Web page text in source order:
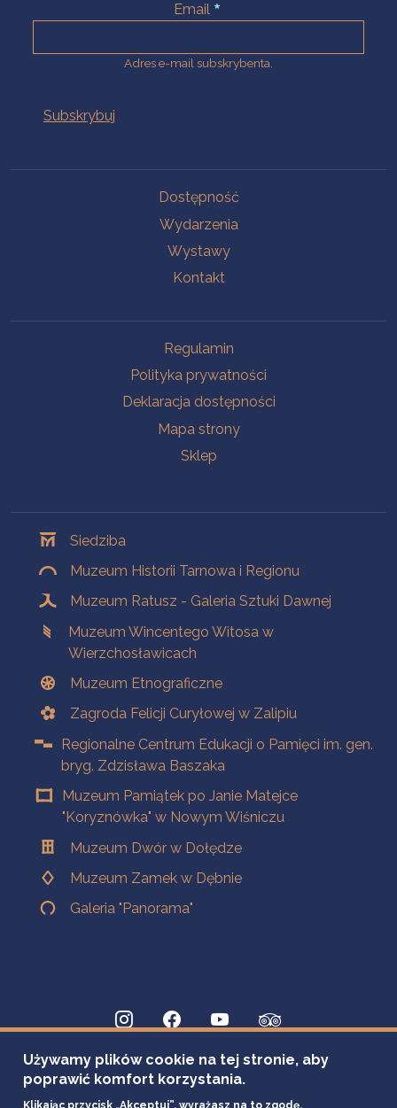
Email
Adres e-mail subskrybenta.
Dostępność
Wydarzenia
Wystawy
Kontakt
Regulamin
Polityka prywatności
Deklaracja dostępności
Mapa strony
Sklep
Siedziba
Muzeum Historii Tarnowa i Regionu
Muzeum Ratusz - Galeria Sztuki Dawnej
Muzeum Wincentego Witosa w
Wierzchosławicach
Muzeum Etnograficzne
Zagroda Felicji Curyłowej w Zalipiu
Regionalne Centrum Edukacji o Pamięci im. gen.
bryg. Zdzisława Baszaka
Muzeum Pamiątek po Janie Matejce
"Koryznówka" w Nowym Wiśniczu
Muzeum Dwór w Dołędze
Muzeum Zamek w Dębnie
Galeria "Panorama"
Używamy plików cookie na tej stronie, aby
poprawić komfort korzystania.
Klikając przycisk „Akceptuj”, wyrażasz na to zgodę.